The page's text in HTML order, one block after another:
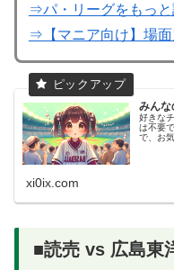
⇒パ・リーグをもっと
⇒【マニア向け】場
みん
好きな
は不要
で、お
xi0ix.com
■読売 vs 広島東